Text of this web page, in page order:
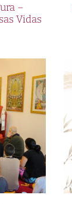
–
Vidas